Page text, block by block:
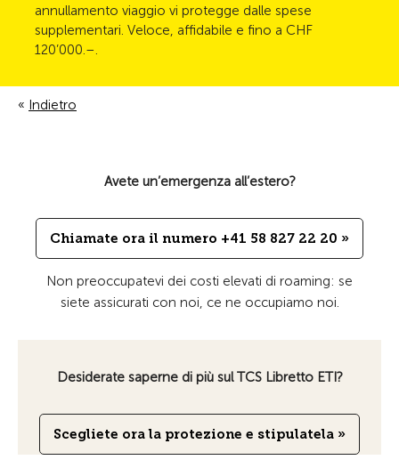
annullamento viaggio vi protegge dalle spese
supplementari. Veloce, affidabile e fino a CHF
120’000.–.
Indietro
Avete un’emergenza all’estero?
Chiamate ora il numero +41 58 827 22 20 »
Non preoccupatevi dei costi elevati di roaming: se
siete assicurati con noi, ce ne occupiamo noi.
Desiderate saperne di più sul TCS Libretto ETI?
Scegliete ora la protezione e stipulatela »